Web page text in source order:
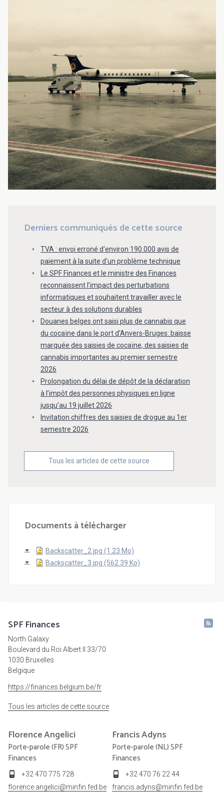
Derniers communiqués de cette source
TVA : envoi erroné d'environ 190.000 avis de
paiement à la suite d'un problème technique
Le SPF Finances et le ministre des Finances
reconnaissent l’impact des perturbations
informatiques et souhaitent travailler avec le
secteur à des solutions durables
Douanes belges ont saisi plus de cannabis que
du cocaïne dans le port d’Anvers-Bruges: baisse
marquée des saisies de cocaïne, des saisies de
cannabis importantes au premier semestre
2026
Prolongation du délai de dépôt de la déclaration
à l’impôt des personnes physiques en ligne
jusqu’au 19 juillet 2026
Invitation chiffres des saisies de drogue au 1er
semestre 2026
Tous les articles de cette source
Documents à télécharger
Backscatter_2.jpg (1.23 Mo)
Backscatter_3.jpg (562.39 Ko)
SPF Finances
North Galaxy
Boulevard du Roi Albert II 33/70
1030 Bruxelles
Belgique
https://finances.belgium.be/fr
Tous les articles de cette source
FlorenceAngelici
Porte-parole (FR) SPF
Finances
+32 470 775 728
florence.angelici@minfin.fed.be
FrancisAdyns
Porte-parole (NL) SPF
Finances
+32 470 76 22 44
francis.adyns@minfin.fed.be